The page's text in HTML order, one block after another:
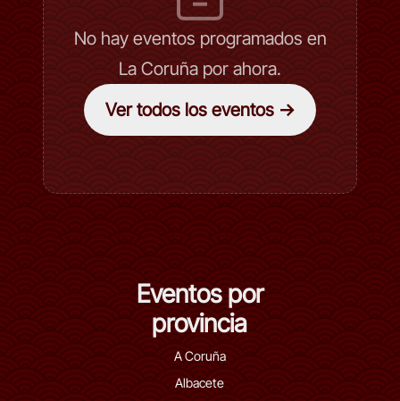
No hay eventos programados en
La Coruña por ahora.
Ver todos los eventos →
Eventos por
provincia
A Coruña
Albacete